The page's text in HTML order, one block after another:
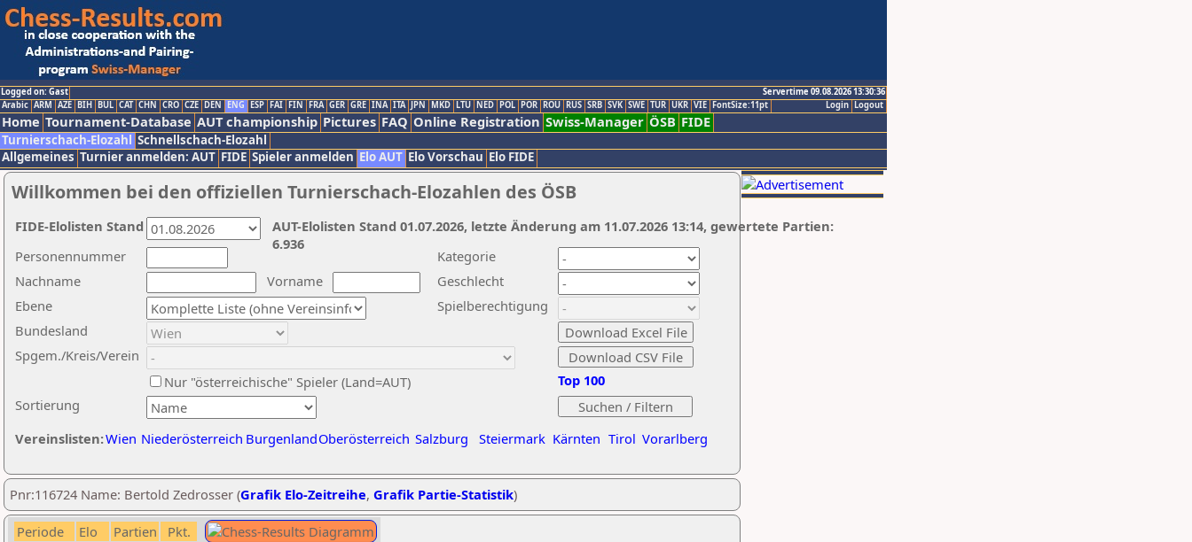
Logged on: Gast
Servertime 09.08.2026 13:30:36
Logout
Login
Arabic ARM AZE BIH BUL CAT CHN CRO CZE DEN ENG ESP FAI FIN FRA GER GRE INA ITA JPN MKD LTU NED POL POR ROU RUS SRB SVK SWE TUR UKR VIE FontSize:11pt
Home Tournament-Database AUT championship Pictures FAQ Online Registration Swiss-Manager ÖSB FIDE
Turnierschach-Elozahl Schnellschach-Elozahl
Allgemeines Turnier anmelden: AUT FIDE Spieler anmelden Elo AUT Elo Vorschau Elo FIDE
Willkommen bei den offiziellen Turnierschach-Elozahlen des ÖSB
Nachname
Vorname
Ebene
Kategorie
Sortierung
Personennummer
Bundesland
Spgem./Kreis/Verein
Geschlecht
Nur "österreichische" Spieler (Land=AUT)
Spielberechtigung
Vereinslisten:Wien Niederösterreich BurgenlandOberösterreich Salzburg Steiermark Kärnten Tirol Vorarlberg
Top 100
AUT-Elolisten Stand 01.07.2026, letzte Änderung am 11.07.2026 13:14, gewertete Partien:
6.936
FIDE-Elolisten Stand
Pnr:116724 Name: Bertold Zedrosser (Grafik Elo-Zeitreihe, Grafik Partie-Statistik)
Periode Elo Partien
Pkt.